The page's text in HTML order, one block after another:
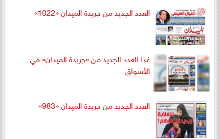
العدد الجديد من جريدة الميدان «1022»
غدًا العدد الجديد من «جريدة الميدان» في
الأسواق
العدد الجديد من جريدة الميدان «983»